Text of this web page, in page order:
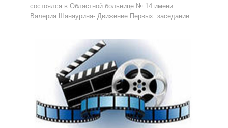
состоялся в Областной больнице № 14 имени
Валерия Шанаурина- Движение Первых: заседание …